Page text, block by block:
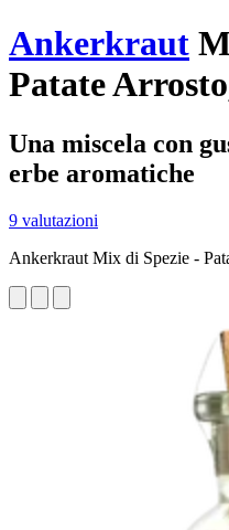
Ankerkraut
Patate
Una miscela con
erbe aromatiche
9 valutazioni
Ankerkraut Mix di Spezie -